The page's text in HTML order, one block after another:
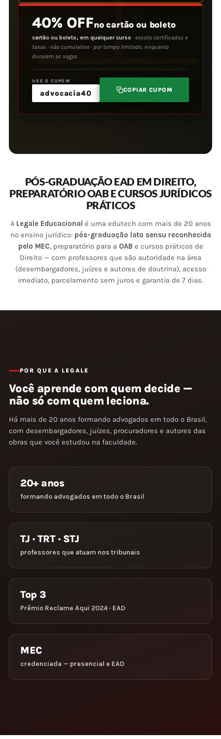
40% OFFno cartão ou boleto
cartão ou boleto, em qualquer curso · exceto certificados e
taxas · não cumulativo · por tempo limitado, enquanto
durarem as vagas
USE O CUPOM
advocacia40 COPIAR CUPOM
PÓS-GRADUAÇÃO EAD EM DIREITO,
PREPARATÓRIO OAB E CURSOS JURÍDICOS
PRÁTICOS
A Legale Educacional é uma edutech com mais de 20 anos
no ensino jurídico: pós-graduação lato sensu reconhecida
pelo MEC, preparatório para a OAB e cursos práticos de
Direito — com professores que são autoridade na área
(desembargadores, juízes e autores de doutrina), acesso
imediato, parcelamento sem juros e garantia de 7 dias.
POR QUE A LEGALE
Você aprende com quem decide —
não só com quem leciona.
Há mais de 20 anos formando advogados em todo o Brasil,
com desembargadores, juízes, procuradores e autores das
obras que você estudou na faculdade.
20+ anos
formando advogados em todo o Brasil
TJ · TRT · STJ
professores que atuam nos tribunais
Top 3
Prêmio Reclame Aqui 2024 · EAD
MEC
credenciada — presencial e EAD